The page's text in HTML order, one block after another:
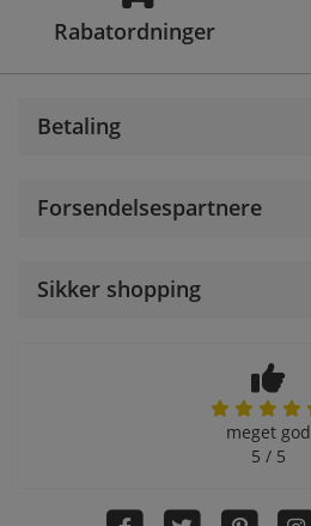
Rabatordninger
Betaling
Forsendelsespartnere
Sikker shopping
meget god
5 / 5